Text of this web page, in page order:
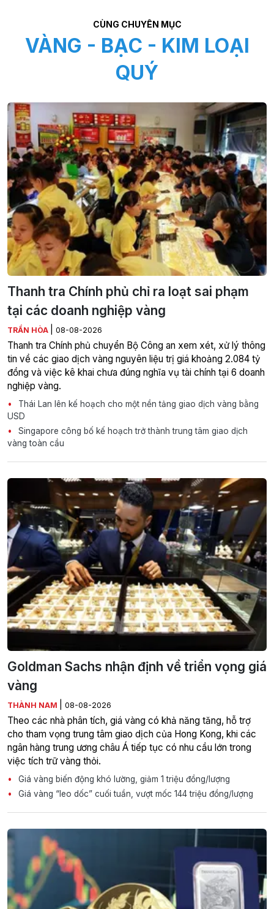
CÙNG CHUYÊN MỤC
VÀNG - BẠC - KIM LOẠI
QUÝ
Thanh tra Chính phủ chỉ ra loạt sai phạm
tại các doanh nghiệp vàng
TRẦN HÒA 08-08-2026
Thanh tra Chính phủ chuyển Bộ Công an xem xét, xử lý thông
tin về các giao dịch vàng nguyên liệu trị giá khoảng 2.084 tỷ
đồng và việc kê khai chưa đúng nghĩa vụ tài chính tại 6 doanh
nghiệp vàng.
Thái Lan lên kế hoạch cho một nền tảng giao dịch vàng bằng
USD
Singapore công bố kế hoạch trở thành trung tâm giao dịch
vàng toàn cầu
Goldman Sachs nhận định về triển vọng giá
vàng
THÀNH NAM 08-08-2026
Theo các nhà phân tích, giá vàng có khả năng tăng, hỗ trợ
cho tham vọng trung tâm giao dịch của Hong Kong, khi các
ngân hàng trung ương châu Á tiếp tục có nhu cầu lớn trong
việc tích trữ vàng thỏi.
Giá vàng biến động khó lường, giảm 1 triệu đồng/lượng
Giá vàng “leo dốc” cuối tuần, vượt mốc 144 triệu đồng/lượng